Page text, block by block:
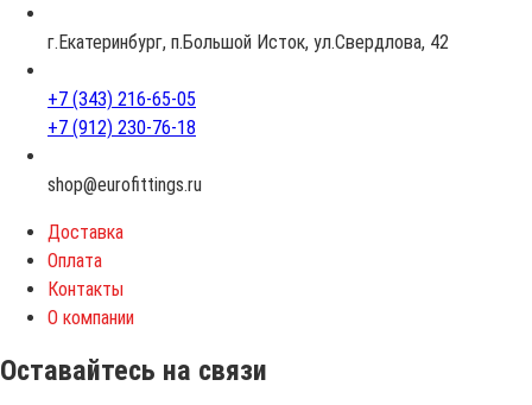
г.Екатеринбург, п.Большой Исток, ул.Свердлова, 42
+7 (343) 216-65-05
+7 (912) 230-76-18
shop@eurofittings.ru
Доставка
Оплата
Контакты
О компании
Оставайтесь на связи